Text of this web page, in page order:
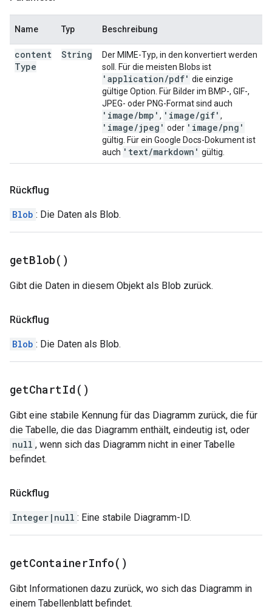
Name Typ Beschreibung
content
Type
String
Der MIME-Typ, in den konvertiert werden
soll. Für die meisten Blobs ist
'application/pdf' die einzige
gültige Option. Für Bilder im BMP-, GIF-,
JPEG- oder PNG-Format sind auch
'image/bmp' , 'image/gif' ,
'image/jpeg' oder 'image/png'
gültig. Für ein Google Docs-Dokument ist
auch 'text/markdown' gültig.
Rückflug
Blob : Die Daten als Blob.
getBlob( )
Gibt die Daten in diesem Objekt als Blob zurück.
Rückflug
Blob : Die Daten als Blob.
getChartId( )
Gibt eine stabile Kennung für das Diagramm zurück, die für
die Tabelle, die das Diagramm enthält, eindeutig ist, oder
null , wenn sich das Diagramm nicht in einer Tabelle
befindet.
Rückflug
Integer|null : Eine stabile Diagramm-ID.
getContainerInfo( )
Gibt Informationen dazu zurück, wo sich das Diagramm in
einem Tabellenblatt befindet.